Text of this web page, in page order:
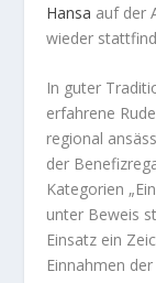
Hansa auf der
wieder
In guter
erfahrene
regional
der
Kategorien
unter Beweis
Einsatz ein
Einnahmen